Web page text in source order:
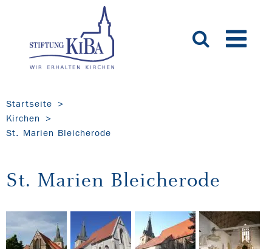
Startseite
Kirchen
St. Marien Bleicherode
St. Marien Bleicherode